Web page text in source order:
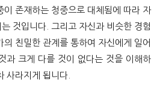
이 존재하는 청중으로 대체됨에 따라 자
것입니다. 그리고 자신과 비슷한 경험
친밀한 관계를 통하여 자신에게 일어
과 크게 다를 것이 없다는 것을 이해하
사라지게 됩니다.